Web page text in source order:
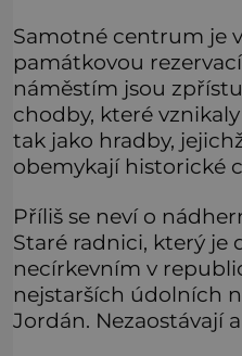
Samotné centrum je
památkovou
náměstím jsou
chodby, které
tak jako hradby,
obemykají historické
Příliš se neví o
Staré radnici, který je
necírkevním v
nejstarších údolních
Jordán. Nezaostávají